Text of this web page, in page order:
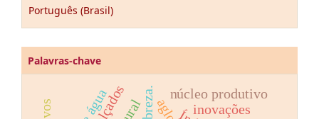
Português (Brasil)
Palavras-chave
inovações
núcleo produtivo